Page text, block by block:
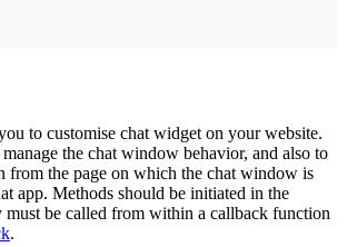
to customise chat widget on your website.
the chat window behavior, and also to
from the page on which the chat window is
app. Methods should be initiated in the
must be called from within a callback function
.